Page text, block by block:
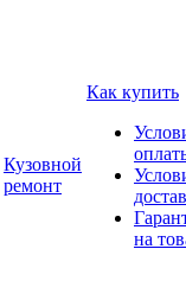
Кузовной
ремонт
Как купить
на